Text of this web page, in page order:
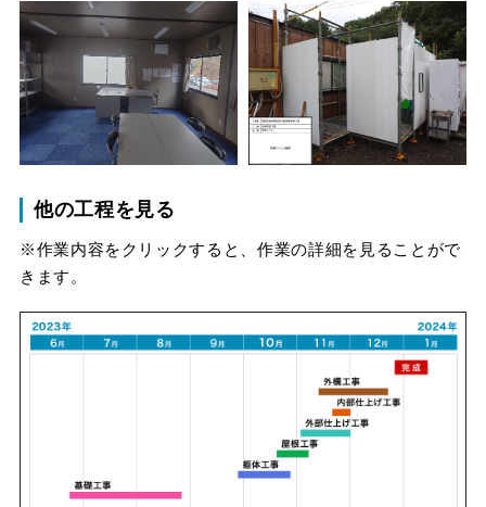
他の工程を見る
※作業内容をクリックすると、作業の詳細を見ることがで
きます。